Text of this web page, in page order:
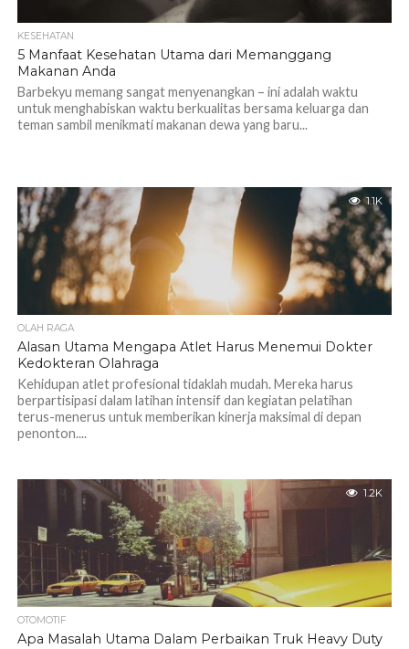
KESEHATAN
5 Manfaat Kesehatan Utama dari Memanggang
Makanan Anda
Barbekyu memang sangat menyenangkan – ini adalah waktu
untuk menghabiskan waktu berkualitas bersama keluarga dan
teman sambil menikmati makanan dewa yang baru...
1.1K
OLAH RAGA
Alasan Utama Mengapa Atlet Harus Menemui Dokter
Kedokteran Olahraga
Kehidupan atlet profesional tidaklah mudah. Mereka harus
berpartisipasi dalam latihan intensif dan kegiatan pelatihan
terus-menerus untuk memberikan kinerja maksimal di depan
penonton....
1.2K
OTOMOTIF
Apa Masalah Utama Dalam Perbaikan Truk Heavy Duty